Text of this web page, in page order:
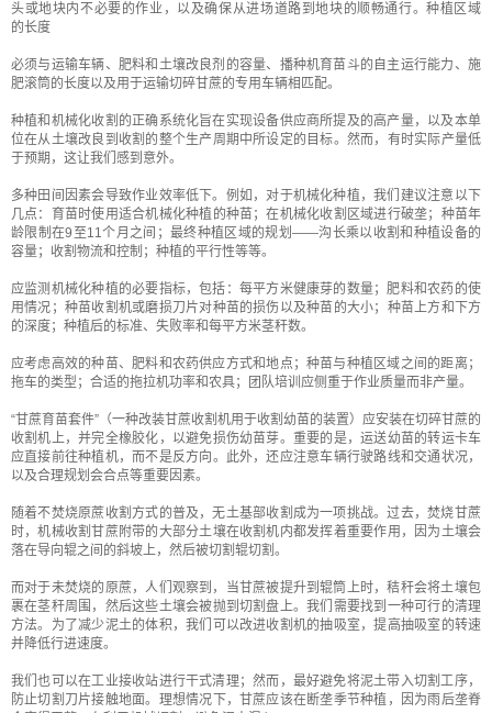
头或地块内不必要的作业，以及确保从进场道路到地块的顺畅通行。种植区域
的长度
必须与运输车辆、肥料和土壤改良剂的容量、播种机育苗斗的自主运行能力、施
肥滚筒的长度以及用于运输切碎甘蔗的专用车辆相匹配。
种植和机械化收割的正确系统化旨在实现设备供应商所提及的高产量，以及本单
位在从土壤改良到收割的整个生产周期中所设定的目标。然而，有时实际产量低
于预期，这让我们感到意外。
多种田间因素会导致作业效率低下。例如，对于机械化种植，我们建议注意以下
几点：育苗时使用适合机械化种植的种苗；在机械化收割区域进行破垄；种苗年
龄限制在9至11个月之间；最终种植区域的规划——沟长乘以收割和种植设备的
容量；收割物流和控制；种植的平行性等等。
应监测机械化种植的必要指标，包括：每平方米健康芽的数量；肥料和农药的使
用情况；种苗收割机或磨损刀片对种苗的损伤以及种苗的大小；种苗上方和下方
的深度；种植后的标准、失败率和每平方米茎秆数。
应考虑高效的种苗、肥料和农药供应方式和地点；种苗与种植区域之间的距离；
拖车的类型；合适的拖拉机功率和农具；团队培训应侧重于作业质量而非产量。
“甘蔗育苗套件”（一种改装甘蔗收割机用于收割幼苗的装置）应安装在切碎甘蔗的
收割机上，并完全橡胶化，以避免损伤幼苗芽。重要的是，运送幼苗的转运卡车
应直接前往种植机，而不是反方向。此外，还应注意车辆行驶路线和交通状况，
以及合理规划会合点等重要因素。
随着不焚烧原蔗收割方式的普及，无土基部收割成为一项挑战。过去，焚烧甘蔗
时，机械收割甘蔗附带的大部分土壤在收割机内都发挥着重要作用，因为土壤会
落在导向辊之间的斜坡上，然后被切割辊切割。
而对于未焚烧的原蔗，人们观察到，当甘蔗被提升到辊筒上时，秸秆会将土壤包
裹在茎秆周围，然后这些土壤会被抛到切割盘上。我们需要找到一种可行的清理
方法。为了减少泥土的体积，我们可以改进收割机的抽吸室，提高抽吸室的转速
并降低行进速度。
我们也可以在工业接收站进行干式清理；然而，最好避免将泥土带入切割工序，
防止切割刀片接触地面。理想情况下，甘蔗应该在断垄季节种植，因为雨后垄脊